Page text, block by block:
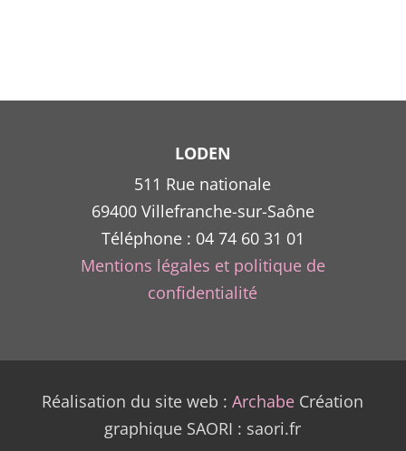
LODEN
511 Rue nationale
69400 Villefranche-sur-Saône
Téléphone : 04 74 60 31 01
Mentions légales et politique de
confidentialité
Réalisation du site web :Archabe Création
graphique SAORI : saori.fr